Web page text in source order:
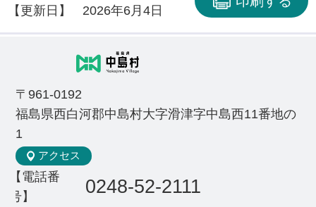
【更新日】
2026年6月4日
〒961-0192
福島県西白河郡中島村大字滑津字中島西11番地の
1
アクセス
【電話番
号】
0248-52-2111